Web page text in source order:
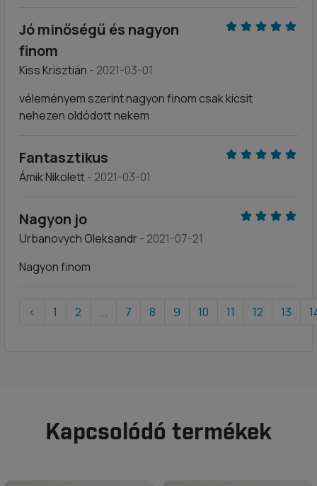
Jó minőségű és nagyon
finom
Kiss Krisztián - 2021-03-01
véleményem szerint nagyon finom csak kicsit
nehezen oldódott nekem
Fantasztikus
Ámik Nikolett- 2021-03-01
Nagyon jo
Urbanovych Oleksandr- 2021-07-21
Nagyon finom
‹ 1 2 ... 7 8 9 10 11 12 13
Kapcsolódó termékek